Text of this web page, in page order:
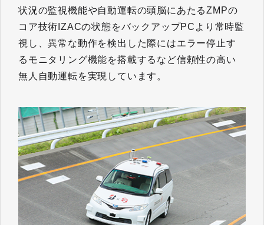
状況の監視機能や自動運転の頭脳にあたるZMPの
コア技術IZACの状態をバックアップPCより常時監
視し、異常な動作を検出した際にはエラー停止す
るモニタリング機能を搭載するなど信頼性の高い
無人自動運転を実現しています。